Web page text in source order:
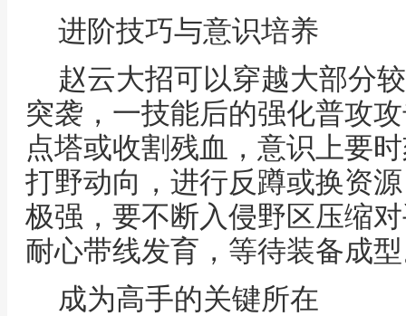
进阶技巧与意识培养
赵云大招可以穿越大部分
突袭，一技能后的强化普攻
点塔或收割残血，意识上要
打野动向，进行反蹲或换资
极强，要不断入侵野区压缩
耐心带线发育，等待装备成
成为高手的关键所在